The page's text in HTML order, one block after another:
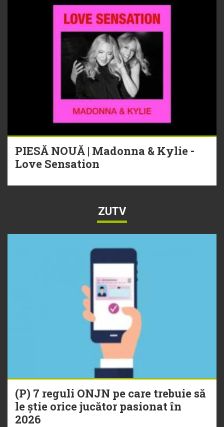
PIESĂ NOUĂ | Madonna & Kylie -
Love Sensation
ZUTV
(P) 7 reguli ONJN pe care trebuie să
le știe orice jucător pasionat în
2026